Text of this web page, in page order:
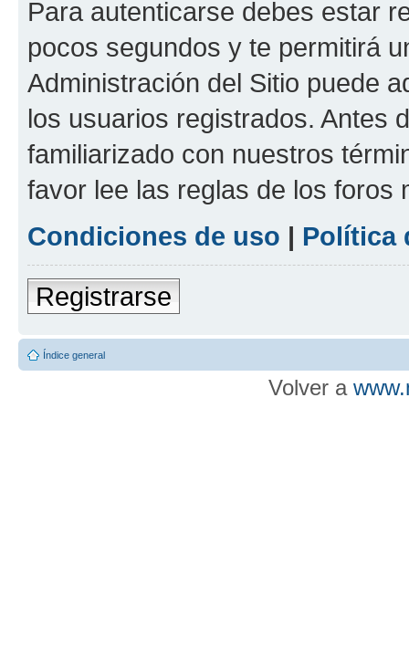
Para autenticarse debes estar
pocos segundos y te permitirá
Administración del Sitio puede
los usuarios registrados. Antes
familiarizado con nuestros
favor lee las reglas de los foros
Condiciones de uso | Política
Registrarse
Índice general
Volver a